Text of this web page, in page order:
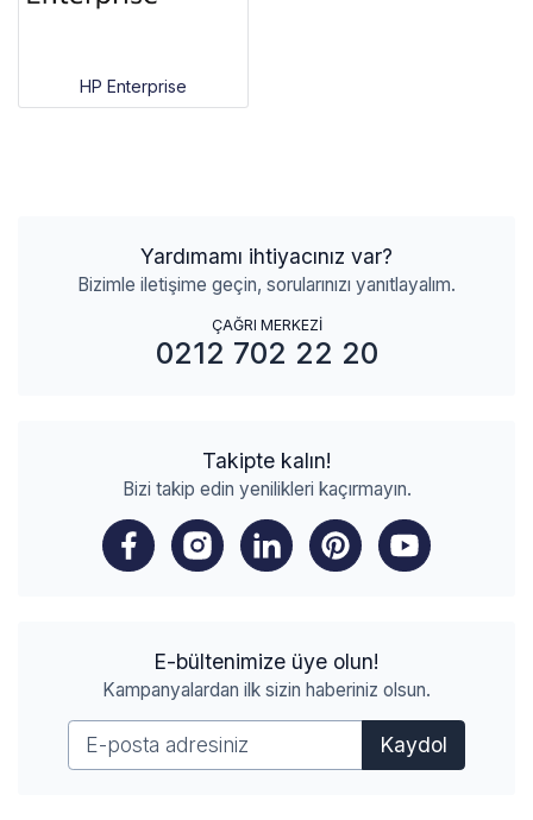
HP Enterprise
Yardımamı ihtiyacınız var?
Bizimle iletişime geçin, sorularınızı yanıtlayalım.
ÇAĞRI MERKEZİ
0212 702 22 20
Takipte kalın!
Bizi takip edin yenilikleri kaçırmayın.
E-bültenimize üye olun!
Kampanyalardan ilk sizin haberiniz olsun.
Kaydol